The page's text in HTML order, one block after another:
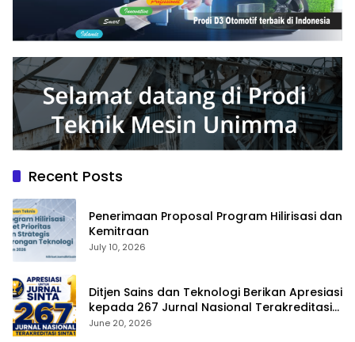
Recent Posts
Penerimaan Proposal Program Hilirisasi dan
Kemitraan
July 10, 2026
Ditjen Sains dan Teknologi Berikan Apresiasi
kepada 267 Jurnal Nasional Terakreditasi
SINTA 1
June 20, 2026